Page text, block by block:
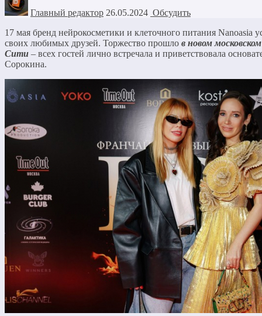
Главный редактор 26.05.2024 Обсудить
17 мая бренд нейрокосметики и клеточного питания Nanoasia
своих любимых друзей. Торжество прошло в новом
Сити – всех гостей лично встречала и приветствовала
Сорокина.